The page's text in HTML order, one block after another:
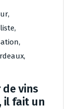
,
,
,
,
vins
il fait un